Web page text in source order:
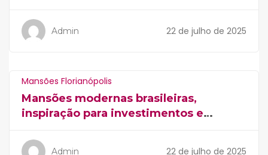
Admin 22 de julho de 2025
Mansões Florianópolis
Mansões modernas brasileiras,
inspiração para investimentos e
Admin 22 de julho de 2025